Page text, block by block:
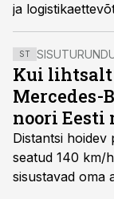
ja
poolaastal 1,6
aastal teeniti
ST
Kui lihtsalt
Mercedes-
noori Eesti
Distantsi hoidev
seatud 140 km/
sisustavad oma